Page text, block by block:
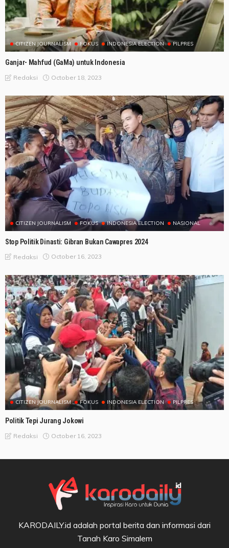
CITIZEN JOURNALISM FOKUS INDONESIA ELECTION PILPRES
Ganjar- Mahfud (GaMa) untuk Indonesia
Redaksi October 18, 2023
CITIZEN JOURNALISM FOKUS INDONESIA ELECTION NASIONAL
Stop Politik Dinasti: Gibran Bukan Cawapres 2024
Redaksi October 16, 2023
CITIZEN JOURNALISM FOKUS INDONESIA ELECTION PILPRES
Politik Tepi Jurang Jokowi
Redaksi October 16, 2023
KARODAILY.id adalah portal berita dan informasi dari
Tanah Karo Simalem